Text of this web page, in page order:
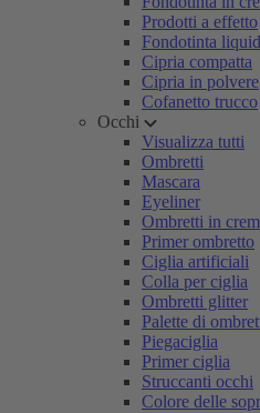
Prodotti a effetto
Fondotinta
Cipria compatta
Cipria in polvere
Cofanetto trucco
Occhi
Visualizza tutti
Ombretti
Mascara
Eyeliner
Ombretti in
Primer ombretto
Ciglia artificiali
Colla per ciglia
Ombretti glitter
Palette di
Piegaciglia
Primer ciglia
Struccanti occhi
Colore delle